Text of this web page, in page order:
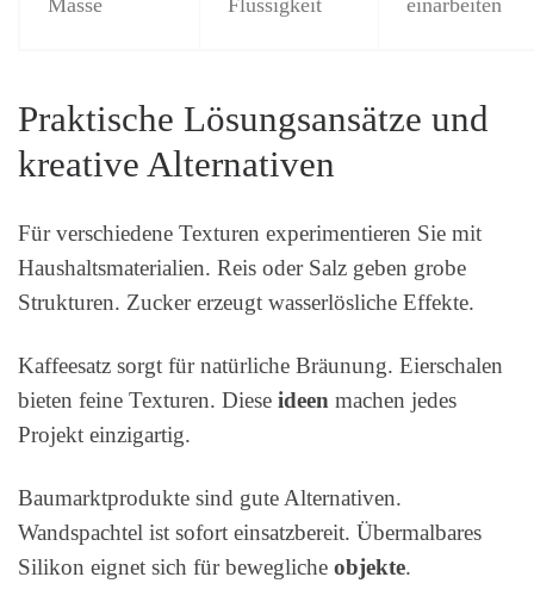
Praktische Lösungsansätze und
kreative Alternativen
Für verschiedene Texturen experimentieren Sie mit
Haushaltsmaterialien. Reis oder Salz geben grobe
Strukturen. Zucker erzeugt wasserlösliche Effekte.
Kaffeesatz sorgt für natürliche Bräunung. Eierschalen
bieten feine Texturen. Diese ideen machen jedes
Projekt einzigartig.
Baumarktprodukte sind gute Alternativen.
Wandspachtel ist sofort einsatzbereit. Übermalbares
Silikon eignet sich für bewegliche objekte.